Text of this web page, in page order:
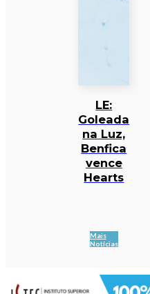
LE:
Goleada
na Luz,
Benfica
vence
Hearts
Mais
Notícias